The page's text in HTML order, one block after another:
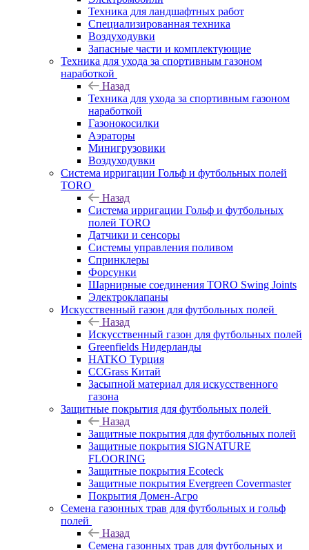
Техника для ландшафтных работ
Специализированная техника
Воздуходувки
Запасные части и комплектующие
Техника для ухода за спортивным газоном
наработкой
Назад
Техника для ухода за спортивным газоном
наработкой
Газонокосилки
Аэраторы
Минигрузовики
Воздуходувки
Система ирригации Гольф и футбольных полей
TORO
Назад
Система ирригации Гольф и футбольных
полей TORO
Датчики и сенсоры
Системы управления поливом
Спринклеры
Форсунки
Шарнирные соединения TORO Swing Joints
Электроклапаны
Искусственный газон для футбольных полей
Назад
Искусственный газон для футбольных полей
Greenfields Нидерланды
HATKO Турция
CCGrass Китай
Засыпной материал для искусственного
газона
Защитные покрытия для футбольных полей
Назад
Защитные покрытия для футбольных полей
Защитные покрытия SIGNATURE
FLOORING
Защитные покрытия Ecoteck
Защитные покрытия Evergreen Covermaster
Покрытия Домен-Агро
Семена газонных трав для футбольных и гольф
полей
Назад
Семена газонных трав для футбольных и